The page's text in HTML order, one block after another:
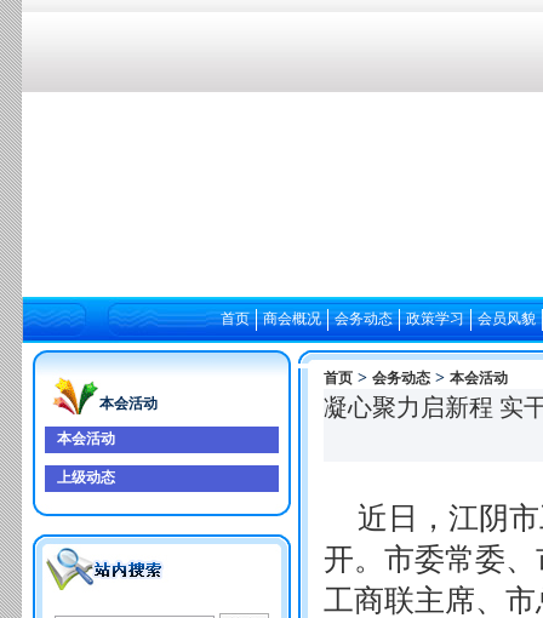
首页 商会概况 会务动态 政策学习 会员风貌
本会活动
本会活动
上级动态
首页 > 会务动态 > 本会活动
凝心聚力启新程 实
近日，江阴
开。市委常委
工商联主席、